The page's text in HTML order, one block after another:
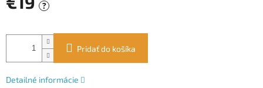
?
cena:
Pridať do košíka
Detailné informácie